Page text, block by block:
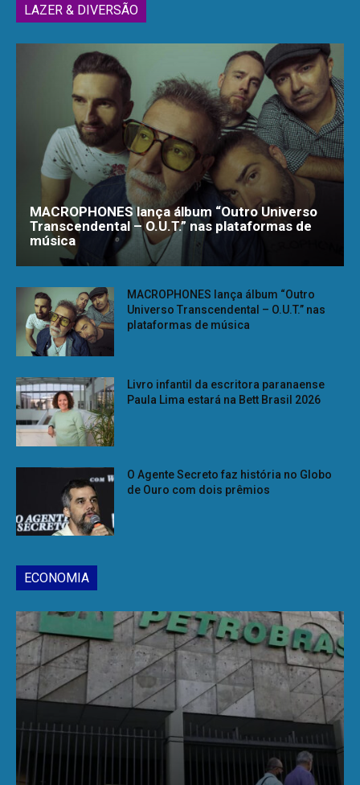
LAZER & DIVERSÃO
MACROPHONES lança álbum “Outro Universo
Transcendental – O.U.T.” nas plataformas de
música
MACROPHONES lança álbum “Outro
Universo Transcendental – O.U.T.” nas
plataformas de música
Livro infantil da escritora paranaense
Paula Lima estará na Bett Brasil 2026
O Agente Secreto faz história no Globo
de Ouro com dois prêmios
ECONOMIA